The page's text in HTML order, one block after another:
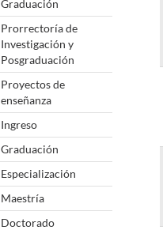
Graduación
Prorrectoría de
Investigación y
Posgraduación
Proyectos de
enseñanza
Ingreso
Graduación
Especialización
Maestría
Doctorado